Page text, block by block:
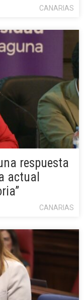
CANARIAS
respuesta
actual
CANARIAS